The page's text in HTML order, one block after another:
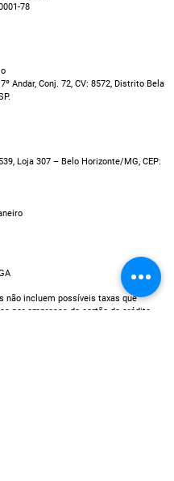
78
Andar, Conj. 72, CV: 8572, Distrito Bela
Loja 307 – Belo Horizonte/MG, CEP:
não incluem possíveis taxas que
por empresas de cartão de crédito